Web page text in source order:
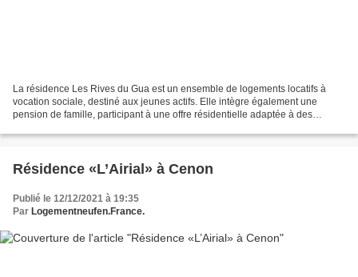
La résidence Les Rives du Gua est un ensemble de logements locatifs à
vocation sociale, destiné aux jeunes actifs. Elle intègre également une
pension de famille, participant à une offre résidentielle adaptée à des
Résidence «L’Airial» à Cenon
Publié le 12/12/2021 à 19:35
Par Logementneufen.France.